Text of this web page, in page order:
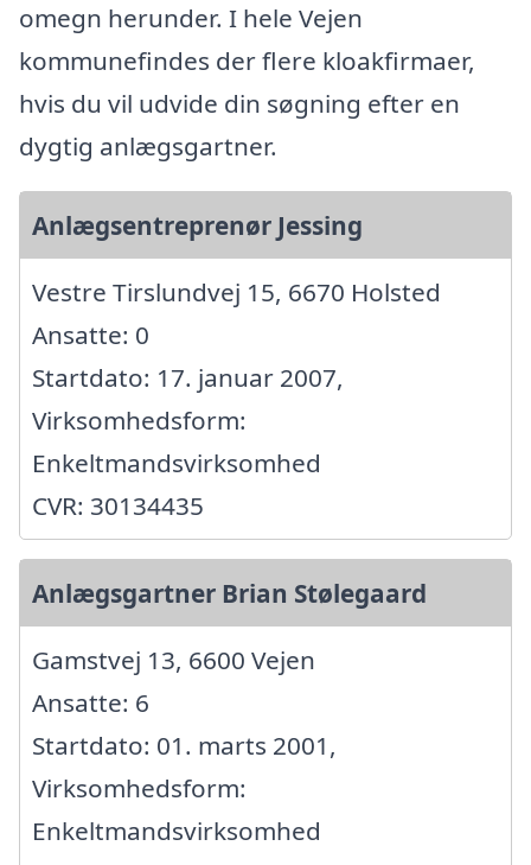
omegn herunder. I hele Vejen
kommunefindes der flere kloakfirmaer,
hvis du vil udvide din søgning efter en
dygtig anlægsgartner.
Anlægsentreprenør Jessing
Vestre Tirslundvej 15, 6670 Holsted
Ansatte: 0
Startdato: 17. januar 2007,
Virksomhedsform:
Enkeltmandsvirksomhed
CVR: 30134435
Anlægsgartner Brian Stølegaard
Gamstvej 13, 6600 Vejen
Ansatte: 6
Startdato: 01. marts 2001,
Virksomhedsform:
Enkeltmandsvirksomhed